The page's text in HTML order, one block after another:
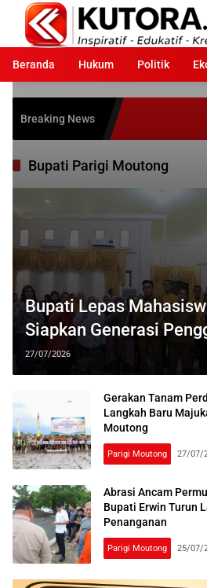
Langsung
konten
Beranda
Hukum Politik
Breaking News
Bupati Parigi Moutong
Bupati Lepas
Siapkan Generasi
Kesejahteraan Sosial
27/07/2026
Gerakan Tanam
Langkah Baru
Moutong
Parigi Moutong 27/07/
Abrasi Ancam
Bupati Erwin Turun
Penanganan
Parigi Moutong 25/07/